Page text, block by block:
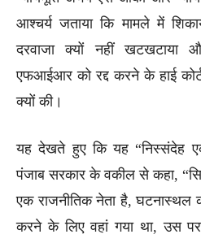
आश्चर्य जताया कि मामले में
दरवाजा क्यों नहीं
एफआईआर को रद्द करने के हाई
क्यों की।
यह देखते हुए कि यह “निस्संदेह
पंजाब सरकार के वकील से कहा,
एक राजनीतिक नेता है, घटनास्थल
करने के लिए वहां गया था, उस पर